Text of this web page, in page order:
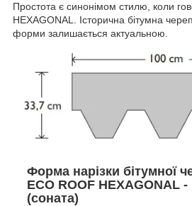
Простота є синонімом стилю, коли
HEXAGONAL. Історична бітумна
форми залишається актуальною.
Форма нарізки бітумної
ECO ROOF HEXAGONAL -
(соната)